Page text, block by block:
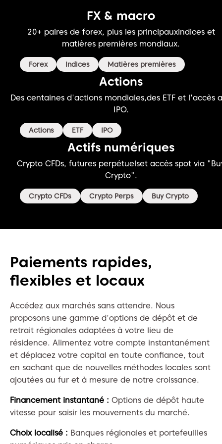
FX & macro
20+ paires de forex, plus les principauxindices et
matières premières mondiaux.
Forex Indices Matières premières
Actions
Des centaines d'actions mondiales,des ETF et l'accès
IPO.
Actions ETF IPO
Actifs numériques
Crypto CFDs, futures perpétuelset accès spot via
Crypto".
Crypto CFDs Crypto Perps Buy Crypto
Paiements rapides,
flexibles et locaux
Accédez aux marchés sans attendre. Nous
proposons une gamme d'options de dépôt et de
retrait régionales adaptées à votre lieu de
résidence. Alimentez votre compte instantanément
et déplacez votre capital en toute confiance, tout
en sachant que de nouvelles méthodes locales sont
ajoutées au fur et à mesure de notre croissance.
Financement instantané : Options de dépôt haute
vitesse pour saisir les mouvements du marché.
Choix localisé : Banques régionales et portefeuilles